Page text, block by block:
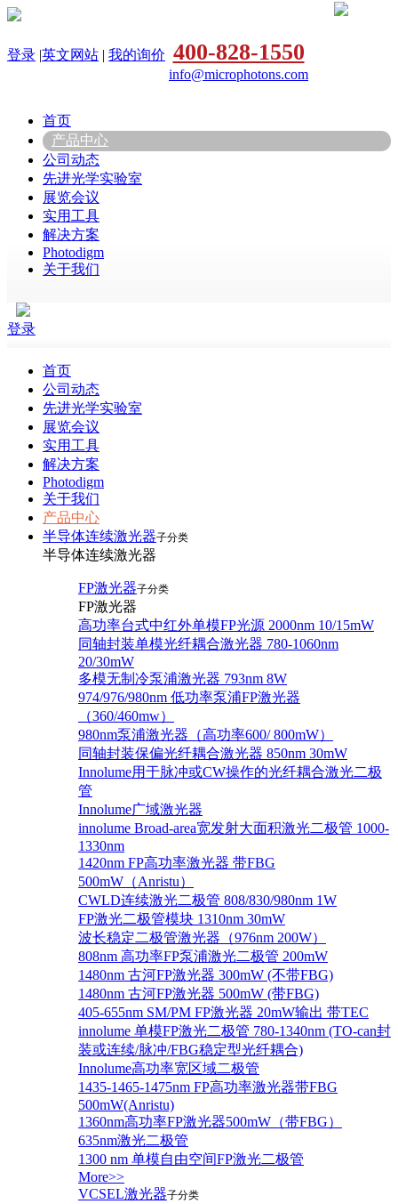
登录 |英文网站 | 我的询价 400-828-1550
info@microphotons.com
首页
产品中心
公司动态
先进光学实验室
展览会议
实用工具
解决方案
Photodigm
关于我们
登录
首页
公司动态
先进光学实验室
展览会议
实用工具
解决方案
Photodigm
关于我们
产品中心
半导体连续激光器子分类
半导体连续激光器
FP激光器子分类
FP激光器
高功率台式中红外单模FP光源 2000nm 10/15mW
同轴封装单模光纤耦合激光器 780-1060nm
20/30mW
多模无制冷泵浦激光器 793nm 8W
974/976/980nm 低功率泵浦FP激光器
（360/460mw）
980nm泵浦激光器（高功率600/ 800mW）
同轴封装保偏光纤耦合激光器 850nm 30mW
Innolume用于脉冲或CW操作的光纤耦合激光二极
管
Innolume广域激光器
innolume Broad-area宽发射大面积激光二极管 1000-
1330nm
1420nm FP高功率激光器 带FBG
500mW（Anristu）
CWLD连续激光二极管 808/830/980nm 1W
FP激光二极管模块 1310nm 30mW
波长稳定二极管激光器（976nm 200W）
808nm 高功率FP泵浦激光二极管 200mW
1480nm 古河FP激光器 300mW (不带FBG)
1480nm 古河FP激光器 500mW (带FBG)
405-655nm SM/PM FP激光器 20mW输出 带TEC
innolume 单模FP激光二极管 780-1340nm (TO-can封
装或连续/脉冲/FBG稳定型光纤耦合)
Innolume高功率宽区域二极管
1435-1465-1475nm FP高功率激光器带FBG
500mW(Anristu)
1360nm高功率FP激光器500mW（带FBG）
635nm激光二极管
1300 nm 单模自由空间FP激光二极管
More>>
VCSEL激光器子分类